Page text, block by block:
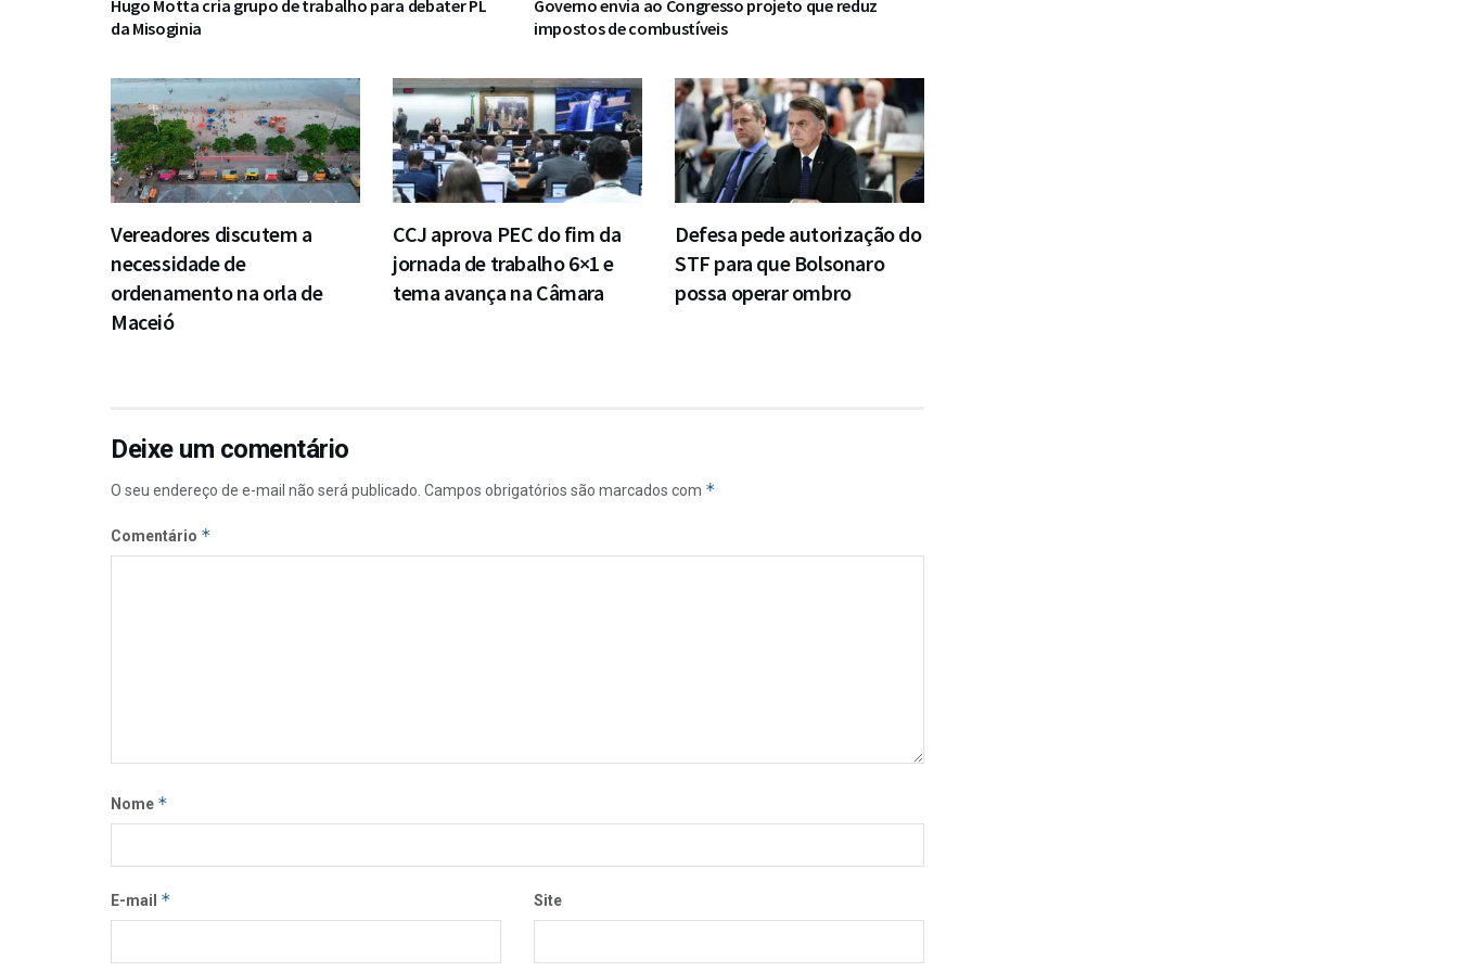
Hugo Motta cria grupo de trabalho para debater PL
da Misoginia
Governo envia ao Congresso projeto que reduz
impostos de combustíveis
Vereadores discutem a
necessidade de
ordenamento na orla de
Maceió
CCJ aprova PEC do fim da
jornada de trabalho 6×1 e
tema avança na Câmara
Defesa pede autorização do
STF para que Bolsonaro
possa operar ombro
Deixe um comentário
O seu endereço de e-mail não será publicado. Campos obrigatórios são marcados com *
Comentário *
Nome *
E-mail * Site